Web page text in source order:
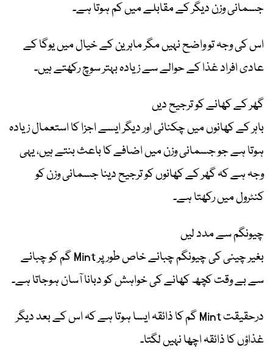
جسمانی وزن دیگر کے مقابلے میں کم ہوتا ہے۔
اس کی وجہ تو واضح نہیں مگر ماہرین کے خیال میں یوگا کے
عادی افراد غذا کے حوالے سے زیادہ بہتر سوچ رکھتے ہیں۔
گھر کے کھانے کو ترجیح دیں
باہر کے کھانوں میں چکنائی اور دیگر ایسے اجزا کا استعمال زیادہ
ہوتا ہے جو جسمانی وزن میں اضافے کا باعث بنتے ہیں، یہی
وجہ ہے کہ گھر کے کھانوں کو ترجیح دینا جسمانی وزن کو
کنٹرول میں رکھتا ہے۔
چیونگم سے مدد لیں
بغیر چینی کی چیونگم چبانے خاص طور پر Mint گم کو چبانے
سے بے وقت کچھ کھانے کی خواہش کو دبانا آسان ہوجاتا ہے۔
درحقیقت Mint گم کا ذائقہ ایسا ہوتا ہے کہ اس کے بعد دیگر
غذاؤں کا ذائقہ اچھا نہیں لگتا۔